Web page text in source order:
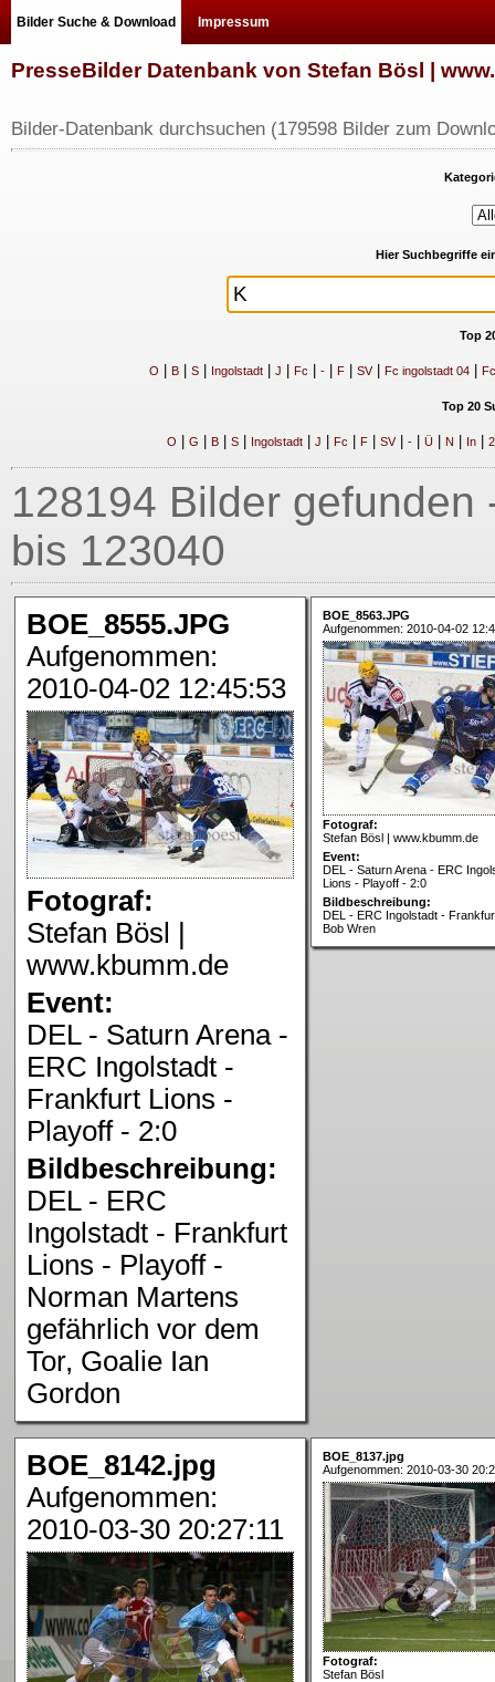
Bilder Suche & Download Impressum
PresseBilder Datenbank von Stefan Bösl |
Bilder-Datenbank durchsuchen (179598 Bilder zum
Hier Suchbegriffe
Top
O B| S| Ingolstadt| J Fc -| F| SV| Fc ingolstadt 04|
Top 20
O G B| S| Ingolstadt| J Fc F| SV| -| Ü| N In| 2
128194 Bilder gefunden
bis 123040
BOE_8555.JPG
Aufgenommen:
2010-04-02 12:45:53
Fotograf:
Stefan Bösl |
www.kbumm.de
Event:
DEL - Saturn Arena -
ERC Ingolstadt -
Frankfurt Lions -
Playoff - 2:0
Bildbeschreibung:
DEL - ERC
Ingolstadt - Frankfurt
Lions - Playoff -
Norman Martens
gefährlich vor dem
Tor, Goalie Ian
Gordon
BOE_8563.JPG
Aufgenommen: 2010-04-02
Fotograf:
Stefan Bösl | www.kbumm.de
Event:
DEL - Saturn Arena - ERC
Lions - Playoff - 2:0
Bildbeschreibung:
DEL - ERC Ingolstadt -
Bob Wren
BOE_8142.jpg
Aufgenommen:
2010-03-30 20:27:11
BOE_8137.jpg
Aufgenommen: 2010-03-30
Fotograf:
Stefan Bösl